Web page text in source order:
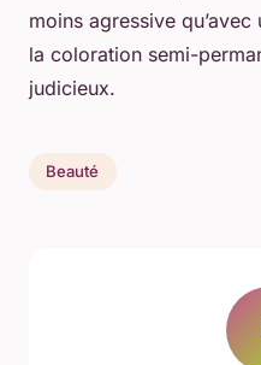
moins agressive
la coloration semi-
judicieux.
Beauté